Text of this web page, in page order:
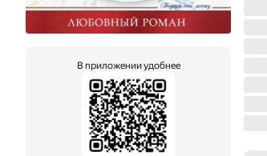
В приложении удобнее